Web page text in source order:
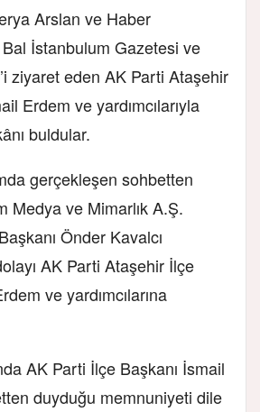
Arslan ve Haber
İstanbulum Gazetesi ve
ziyaret eden AK Parti Ataşehir
Erdem ve yardımcılarıyla
buldular.
gerçekleşen sohbetten
Medya ve Mimarlık A.Ş.
Önder Kavalcı
AK Parti Ataşehir İlçe
ve yardımcılarına
AK Parti İlçe Başkanı İsmail
duyduğu memnuniyeti dile